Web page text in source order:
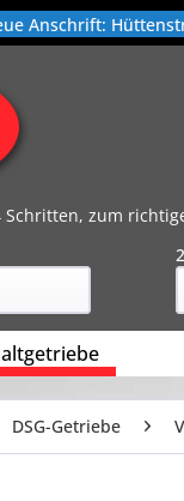
Anschrift:
Schritten, zum
DSG-Getriebe